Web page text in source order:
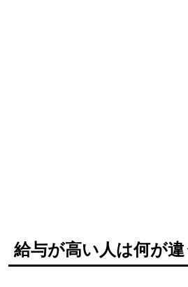
給与が高い人は何が違